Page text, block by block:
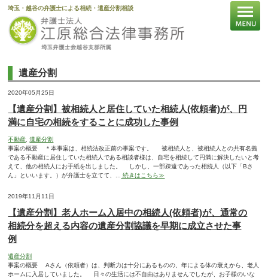
埼玉・越谷の弁護士による相続・遺産分割相談
遺産分割
2020年05月25日
【遺産分割】被相続人と居住していた相続人(依頼者)が、円
満に自宅の相続をすることに成功した事例
不動産 ,遺産分割
事案の概要 ＊本事案は、相続法改正前の事案です。 被相続人と、被相続人との共有名義
である不動産に居住していた相続人である相談者様は、自宅を相続して円満に解決したいと考
えて、他の相続人にお手紙を出しました。 しかし、一部疎遠であった相続人（以下「Bさ
ん」といいます。）が弁護士を立てて、...
続きはこちら≫
2019年11月11日
【遺産分割】老人ホーム入居中の相続人(依頼者)が、通常の
相続分を超える内容の遺産分割協議を早期に成立させた事
例
遺産分割
事案の概要 Aさん（依頼者）は、判断力は十分にあるものの、年による体の衰えから、老人
ホームに入居していました。 日々の生活には不自由はありませんでしたが、お子様のいな